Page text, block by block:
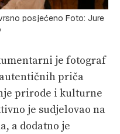
posjećeno Foto: Jure
je fotograf
priča
prirode i kulturne
je sudjelovao na
a dodatno je